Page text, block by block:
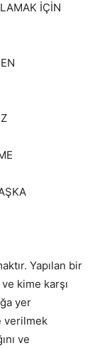
İÇİN
Yapılan bir
kime karşı
yer
verilmek
ve